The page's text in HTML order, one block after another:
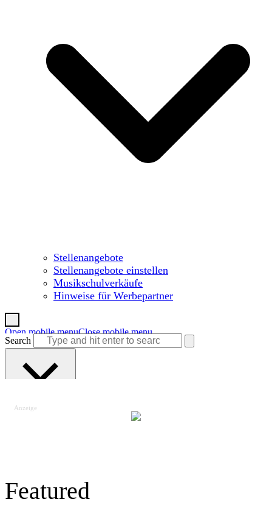
Stellenangebote
Stellenangebote einstellen
Musikschulverkäufe
Hinweise für Werbepartner
Open mobile menuClose mobile menu
Warenkorb
Search
Anzeige
Featured